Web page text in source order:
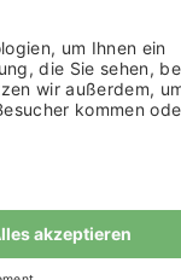
vorgegebenen
und werten
kooperativ ein.